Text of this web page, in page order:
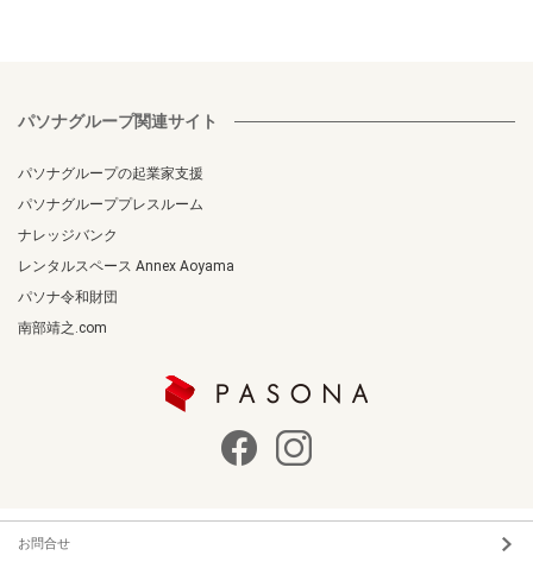
パソナグループ関連サイト
パソナグループの起業家支援
パソナグループプレスルーム
ナレッジバンク
レンタルスペース Annex Aoyama
パソナ令和財団
南部靖之.com
お問合せ